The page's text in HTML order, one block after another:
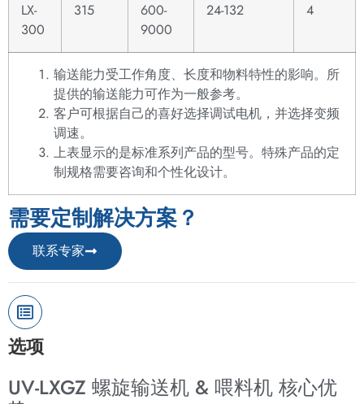
LX-
300
315
600-
9000
24-132 4
输送能力受工作角度、长度和物料特性的影响。所
提供的输送能力可作为一般参考。
客户可根据自己的喜好选择调试电机，并选择变频
调速。
上表显示的是标准系列产品的型号。特殊产品的定
制规格需要咨询和个性化设计。
需要定制解决方案？
联系专家
选项
UV-LXGZ 螺旋输送机 & 喂料机 核心优